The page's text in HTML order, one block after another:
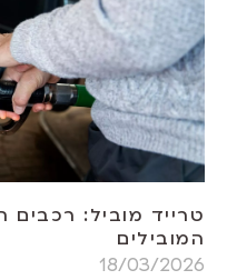
טרייד מוביל: רכבים
המובילים
18/03/2026